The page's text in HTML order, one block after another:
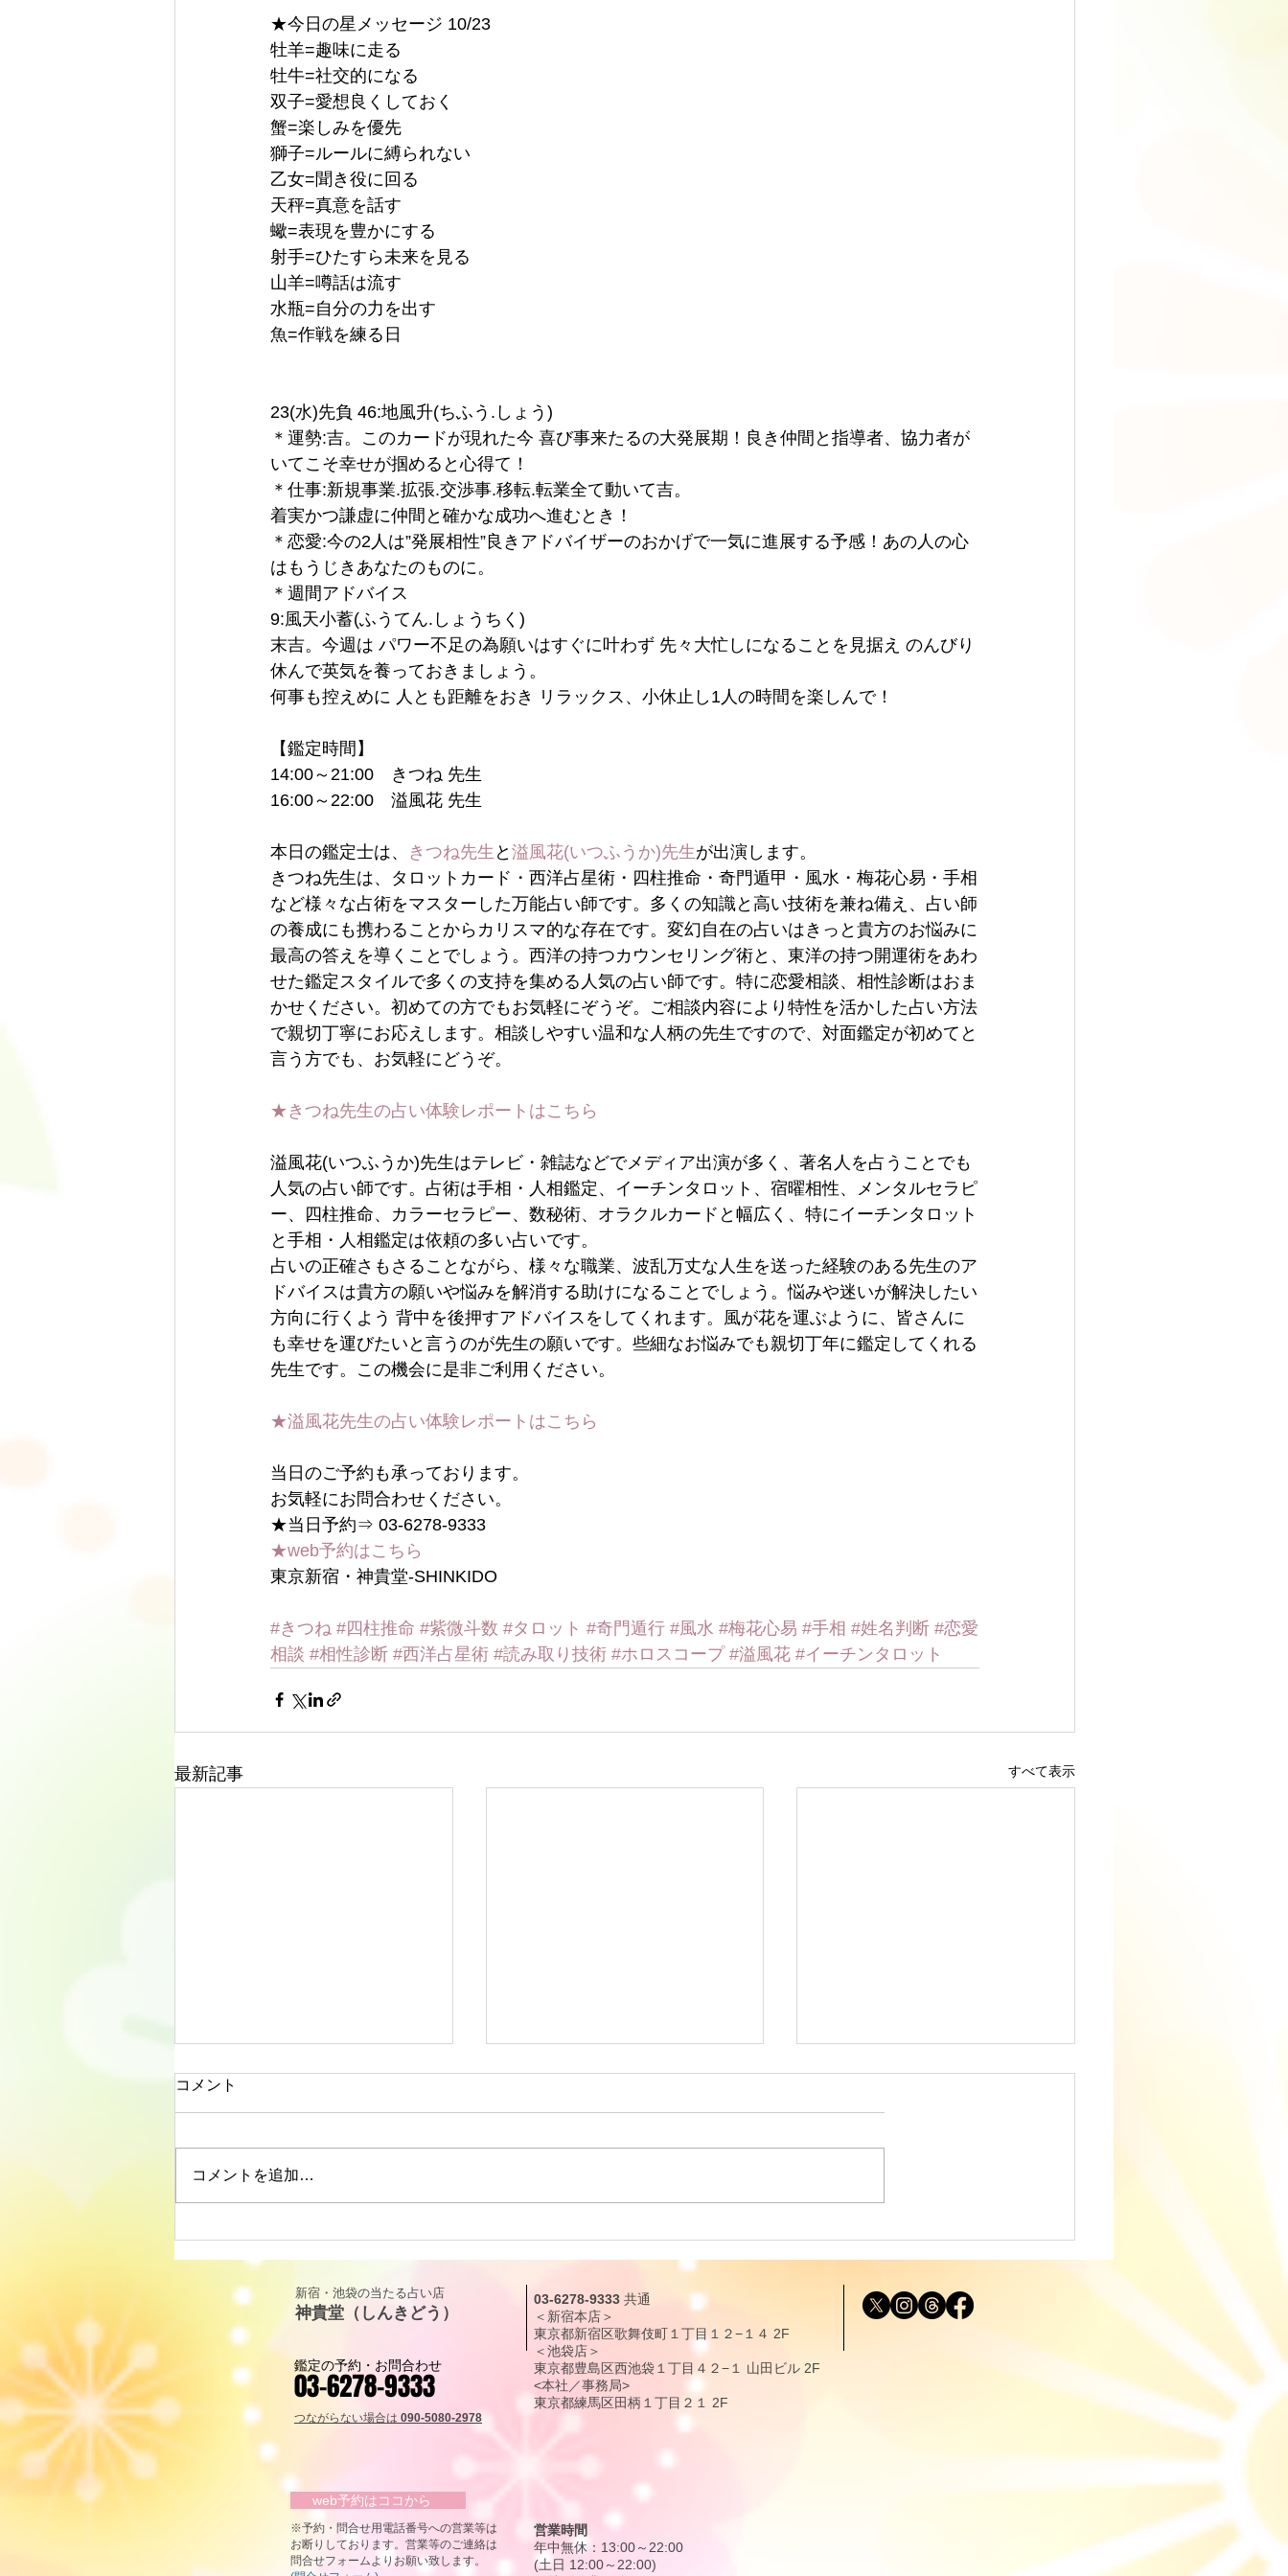
★今日の星メッセージ 10/23
牡羊=趣味に走る
牡牛=社交的になる
双子=愛想良くしておく
蟹=楽しみを優先
獅子=ルールに縛られない
乙女=聞き役に回る
天秤=真意を話す
蠍=表現を豊かにする
射手=ひたすら未来を見る
山羊=噂話は流す
水瓶=自分の力を出す
魚=作戦を練る日
23(水)先負 46:地風升(ちふう.しょう)
＊運勢:吉。このカードが現れた今 喜び事来たるの大発展期！良き仲間と指導者、協力者が
いてこそ幸せが掴めると心得て！
＊仕事:新規事業.拡張.交渉事.移転.転業全て動いて吉。
着実かつ謙虚に仲間と確かな成功へ進むとき！
＊恋愛:今の2人は”発展相性”良きアドバイザーのおかげで一気に進展する予感！あの人の心
はもうじきあなたのものに。
＊週間アドバイス
9:風天小蓄(ふうてん.しょうちく)
末吉。今週は パワー不足の為願いはすぐに叶わず 先々大忙しになることを見据え のんびり
休んで英気を養っておきましょう。
何事も控えめに 人とも距離をおき リラックス、小休止し1人の時間を楽しんで！
【鑑定時間】
14:00～21:00　きつね 先生
16:00～22:00　溢風花 先生
本日の鑑定士は、 きつね先生 と 溢風花(いつふうか)先生が出演します。
きつね先生は、タロットカード・西洋占星術・四柱推命・奇門遁甲・風水・梅花心易・手相
など様々な占術をマスターした万能占い師です。多くの知識と高い技術を兼ね備え、占い師
の養成にも携わることからカリスマ的な存在です。変幻自在の占いはきっと貴方のお悩みに
最高の答えを導くことでしょう。西洋の持つカウンセリング術と、東洋の持つ開運術をあわ
せた鑑定スタイルで多くの支持を集める人気の占い師です。特に恋愛相談、相性診断はおま
かせください。初めての方でもお気軽にぞうぞ。ご相談内容により特性を活かした占い方法
で親切丁寧にお応えします。相談しやすい温和な人柄の先生ですので、対面鑑定が初めてと
言う方でも、お気軽にどうぞ。
★きつね先生の占い体験レポートはこちら
溢風花(いつふうか)先生はテレビ・雑誌などでメディア出演が多く、著名人を占うことでも
人気の占い師です。占術は手相・人相鑑定、イーチンタロット、宿曜相性、メンタルセラピ
ー、四柱推命、カラーセラピー、数秘術、オラクルカードと幅広く、特にイーチンタロット
と手相・人相鑑定は依頼の多い占いです。
占いの正確さもさることながら、様々な職業、波乱万丈な人生を送った経験のある先生のア
ドバイスは貴方の願いや悩みを解消する助けになることでしょう。悩みや迷いが解決したい
方向に行くよう 背中を後押すアドバイスをしてくれます。風が花を運ぶように、皆さんに
も幸せを運びたいと言うのが先生の願いです。些細なお悩みでも親切丁年に鑑定してくれる
先生です。この機会に是非ご利用ください。
★溢風花先生の占い体験レポートはこちら
当日のご予約も承っております。
お気軽にお問合わせください。
★当日予約⇒ 03-6278-9333
★web予約はこちら
東京新宿・神貴堂-SHINKIDO
#きつね #四柱推命 #紫微斗数 #タロット #奇門遁行 #風水 #梅花心易 #手相 #姓名判断 #恋愛
相談 #相性診断 #西洋占星術 #読み取り技術 #ホロスコープ #溢風花 #イーチンタロット
最新記事 すべて表示
ト解説｜カップ・キング
包容力」
ト解説｜カップ・クイーン
と愛情」
ト解説｜カップ・ナイト
現化する思い」
コメント
コメントを追加…
新宿・池袋の当たる占い​店
神貴堂（しんきどう）
鑑定の予約・お問合わせ
03-6278-9333
つながらない場合は 090-5080-2978
03-6278-9333 共通
＜新宿本店＞
東京都新宿区歌舞伎町１丁目１２−１４ 2F
＜池袋店＞
東京都豊島区西池袋１丁目４２−１ 山田ビル 2F
<本社／事務局>
東京都練馬区田柄 １丁目 ２１ 2F
web予約はココから
​※予約・問合せ用電話番号への営業等は
お断りしております。営業等のご連絡は
問合せフォームよりお願い致します。
営業時間
年中無休：13:00～22:00
(土日 12:00～22:00)